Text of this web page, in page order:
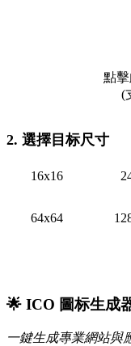
點
(
2. 選擇目标尺寸
16x16
64x64
🌟 ICO 圖标生成
一鍵生成專業網站與